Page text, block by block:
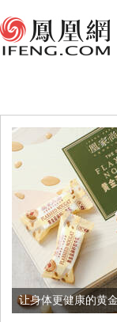
康的黄金亚麻籽，我